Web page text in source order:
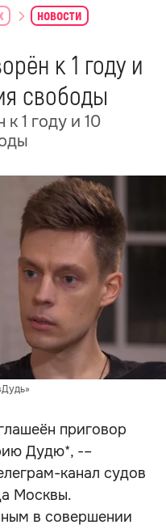
новости
к 1 году и
свободы
1 году и 10
приговор
Дудю*, -–
канал судов
Москвы.
в совершении